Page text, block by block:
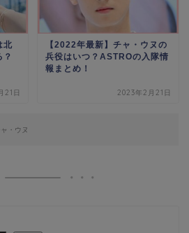
北
21日
【2022年最新】チャ・ウヌの
兵役はいつ？ASTROの入隊情
報まとめ！
2023年2月21日
・ウヌ